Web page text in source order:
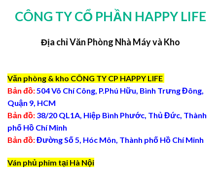
CÔNG TY CỔ PHẦN HAPPY LIFE
Địa chỉ Văn Phòng Nhà Máy và Kho
Văn phòng & kho CÔNG TY CP HAPPY LIFE
Bản đồ: 504 Võ Chí Công, P.Phú Hữu, Bình Trưng Đông,
Quận 9, HCM
Bản đồ: 38/20 QL1A, Hiệp Bình Phước, Thủ Đức, Thành
phố Hồ Chí Minh
Bản đồ:Đường Số 5, Hóc Môn, Thành phố Hồ Chí Minh
Ván phủ phim tại Hà Nội